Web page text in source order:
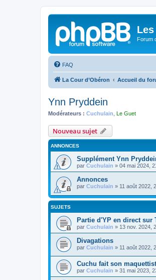
Forum
FAQ
La Cour d’Obéron Accueil du
Ynn Pryddein
Modérateurs : Cuchulain Le Guet
Nouveau sujet
ANNONCES
Supplément Ynn
par Cuchulain » 04 mai 2024,
Annonces
par Cuchulain » 11 août 2022,
SUJETS
Partie d'YP en direct sur
par Cuchulain » 13 nov. 2024,
Divagations
par Cuchulain » 11 août 2022,
Cuchu fait son
par Cuchulain » 31 mai 2023,